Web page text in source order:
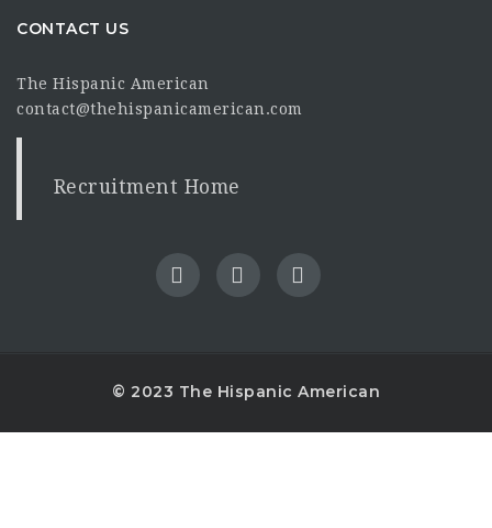
CONTACT US
The Hispanic American
contact@thehispanicamerican.com
Recruitment Home
© 2023 The Hispanic American